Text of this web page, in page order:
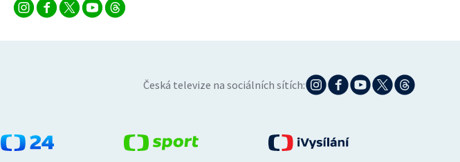
Česká televize na sociálních sítích: